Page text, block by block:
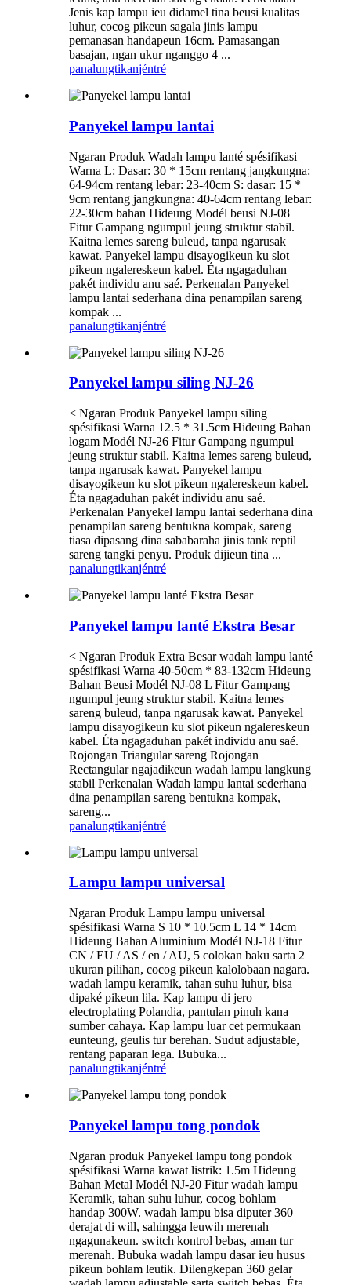
Jenis kap lampu ieu didamel tina beusi kualitas
luhur, cocog pikeun sagala jinis lampu
pemanasan handapeun 16cm. Pamasangan
basajan, ngan ukur nganggo 4 ...
panalungtikanjéntré
Panyekel lampu lantai
Ngaran Produk Wadah lampu lanté spésifikasi
Warna L: Dasar: 30 * 15cm rentang jangkungna:
64-94cm rentang lebar: 23-40cm S: dasar: 15 *
9cm rentang jangkungna: 40-64cm rentang lebar:
22-30cm bahan Hideung Modél beusi NJ-08
Fitur Gampang ngumpul jeung struktur stabil.
Kaitna lemes sareng buleud, tanpa ngarusak
kawat. Panyekel lampu disayogikeun ku slot
pikeun ngalereskeun kabel. Éta ngagaduhan
pakét individu anu saé. Perkenalan Panyekel
lampu lantai sederhana dina penampilan sareng
kompak ...
panalungtikanjéntré
Panyekel lampu siling NJ-26
< Ngaran Produk Panyekel lampu siling
spésifikasi Warna 12.5 * 31.5cm Hideung Bahan
logam Modél NJ-26 Fitur Gampang ngumpul
jeung struktur stabil. Kaitna lemes sareng buleud,
tanpa ngarusak kawat. Panyekel lampu
disayogikeun ku slot pikeun ngalereskeun kabel.
Éta ngagaduhan pakét individu anu saé.
Perkenalan Panyekel lampu lantai sederhana dina
penampilan sareng bentukna kompak, sareng
tiasa dipasang dina sababaraha jinis tank reptil
sareng tangki penyu. Produk dijieun tina ...
panalungtikanjéntré
Panyekel lampu lanté Ekstra Besar
< Ngaran Produk Extra Besar wadah lampu lanté
spésifikasi Warna 40-50cm * 83-132cm Hideung
Bahan Beusi Modél NJ-08 L Fitur Gampang
ngumpul jeung struktur stabil. Kaitna lemes
sareng buleud, tanpa ngarusak kawat. Panyekel
lampu disayogikeun ku slot pikeun ngalereskeun
kabel. Éta ngagaduhan pakét individu anu saé.
Rojongan Triangular sareng Rojongan
Rectangular ngajadikeun wadah lampu langkung
stabil Perkenalan Wadah lampu lantai sederhana
dina penampilan sareng bentukna kompak,
sareng...
panalungtikanjéntré
Lampu lampu universal
Ngaran Produk Lampu lampu universal
spésifikasi Warna S 10 * 10.5cm L 14 * 14cm
Hideung Bahan Aluminium Modél NJ-18 Fitur
CN / EU / AS / en / AU, 5 colokan baku sarta 2
ukuran pilihan, cocog pikeun kalolobaan nagara.
wadah lampu keramik, tahan suhu luhur, bisa
dipaké pikeun lila. Kap lampu di jero
electroplating Polandia, pantulan pinuh kana
sumber cahaya. Kap lampu luar cet permukaan
eunteung, geulis tur berehan. Sudut adjustable,
rentang paparan lega. Bubuka...
panalungtikanjéntré
Panyekel lampu tong pondok
Ngaran produk Panyekel lampu tong pondok
spésifikasi Warna kawat listrik: 1.5m Hideung
Bahan Metal Modél NJ-20 Fitur wadah lampu
Keramik, tahan suhu luhur, cocog bohlam
handap 300W. wadah lampu bisa diputer 360
derajat di will, sahingga leuwih merenah
ngagunakeun. switch kontrol bebas, aman tur
merenah. Bubuka wadah lampu dasar ieu husus
pikeun bohlam leutik. Dilengkepan 360 gelar